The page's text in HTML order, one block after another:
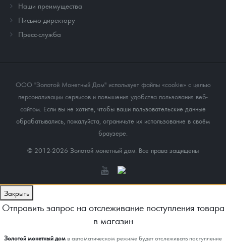
Наши преимущества
Письмо директору
Пресс-служба
ООО "Золотой Монетный Дом" использует файлы «cookie» с целью
персонализации сервисов и повышения удобства пользования веб-
сайтом . Если вы не хотите, чтобы ваши пользовательские данные
обрабатывались, пожалуйста, ограничьте их использование в своём
браузере.
© 2012-2026 Золотой монетный дом. Все права защищены
Закрыть
Отправить запрос на отслеживание поступления товара
в магазин
Золотой монетный домв автоматическом режиме будет отслеживать поступление